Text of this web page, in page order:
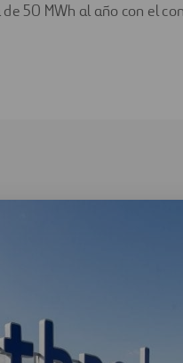
50 MWh al año con el